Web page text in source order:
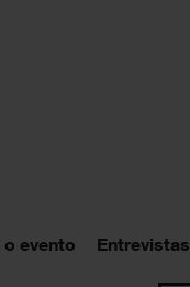
evento Entrevistas